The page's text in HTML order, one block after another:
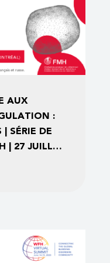
AUX
:
SÉRIE DE
| 27 JUILLET